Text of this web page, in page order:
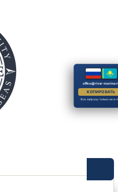
office@river-
КОПИРОВАТЬ
Все запросы только на e-